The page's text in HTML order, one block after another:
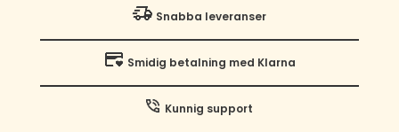
Snabba leveranser
Smidig betalning med Klarna
Kunnig support